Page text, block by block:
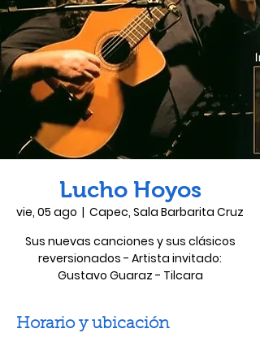
Lucho Hoyos
vie, 05 ago
  |
Capec, Sala Barbarita Cruz
Sus nuevas canciones y sus clásicos
reversionados - Artista invitado:
Gustavo Guaraz - Tilcara
Horario y ubicación